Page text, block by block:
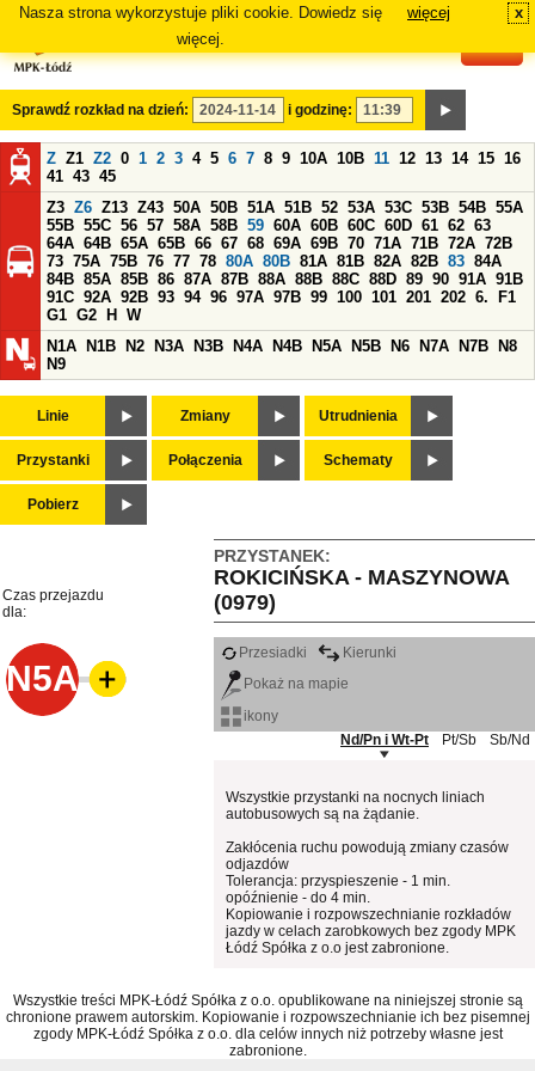
Nasza strona wykorzystuje pliki cookie. Dowiedz się
więcej.
więcej x
Sprawdź rozkład na dzień: i godzinę:
Z Z1 Z2 0 1 2 3 4 5 6 7 8 9 10A 10B 11 12 13 14 15 16
41 43 45
Z3 Z6 Z13 Z43 50A 50B 51A 51B 52 53A 53C 53B 54B 55A
55B 55C 56 57 58A 58B 59 60A 60B 60C 60D 61 62 63
64A 64B 65A 65B 66 67 68 69A 69B 70 71A 71B 72A 72B
73 75A 75B 76 77 78 80A 80B 81A 81B 82A 82B 83 84A
84B 85A 85B 86 87A 87B 88A 88B 88C 88D 89 90 91A 91B
91C 92A 92B 93 94 96 97A 97B 99 100 101 201 202 6.
F1
G1 G2 H
W
N1A
N1B N2 N3A N3B N4A N4B N5A N5B N6 N7A N7B
N8
N9
Linie Zmiany Utrudnienia
Przystanki Połączenia Schematy
Pobierz
PRZYSTANEK:
ROKICIŃSKA - MASZYNOWA
(0979)
Czas przejazdu
dla:
N5A
Przesiadki
Kierunki
Pokaż na mapie
ikony
Nd/Pn i Wt-Pt
Pt/Sb Sb/Nd
Wszystkie przystanki na nocnych liniach
autobusowych są na żądanie.
Zakłócenia ruchu powodują zmiany czasów
odjazdów
Tolerancja: przyspieszenie - 1 min.
opóźnienie - do 4 min.
Kopiowanie i rozpowszechnianie rozkładów
jazdy w celach zarobkowych bez zgody MPK
Łódź Spółka z o.o jest zabronione.
Wszystkie treści MPK-Łódź Spółka z o.o. opublikowane na niniejszej stronie są
chronione prawem autorskim. Kopiowanie i rozpowszechnianie ich bez pisemnej
zgody MPK-Łódź Spółka z o.o. dla celów innych niż potrzeby własne jest
zabronione.